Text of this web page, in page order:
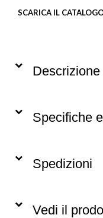
SCARICA IL
Specifiche
Spedizioni
Vedi il